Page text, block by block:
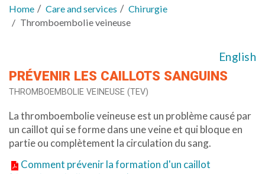
Home Care and services
Chirurgie
Thromboembolie veineuse
English
PRÉVENIR LES CAILLOTS SANGUINS
THROMBOEMBOLIE VEINEUSE (TEV)
La thromboembolie veineuse est un problème causé par
un caillot qui se forme dans une veine et qui bloque en
partie ou complètement la circulation du sang.
Comment prévenir la formation d'un caillot